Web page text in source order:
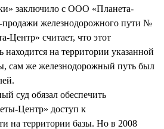
заключило с ООО «Планета-
продажи железнодорожного пути №
Центр» считает, что этот
на территории указанной
сам же железнодорожный путь был
суд обязал обеспечить
Центр» доступ к
на территории базы. Но в 2008